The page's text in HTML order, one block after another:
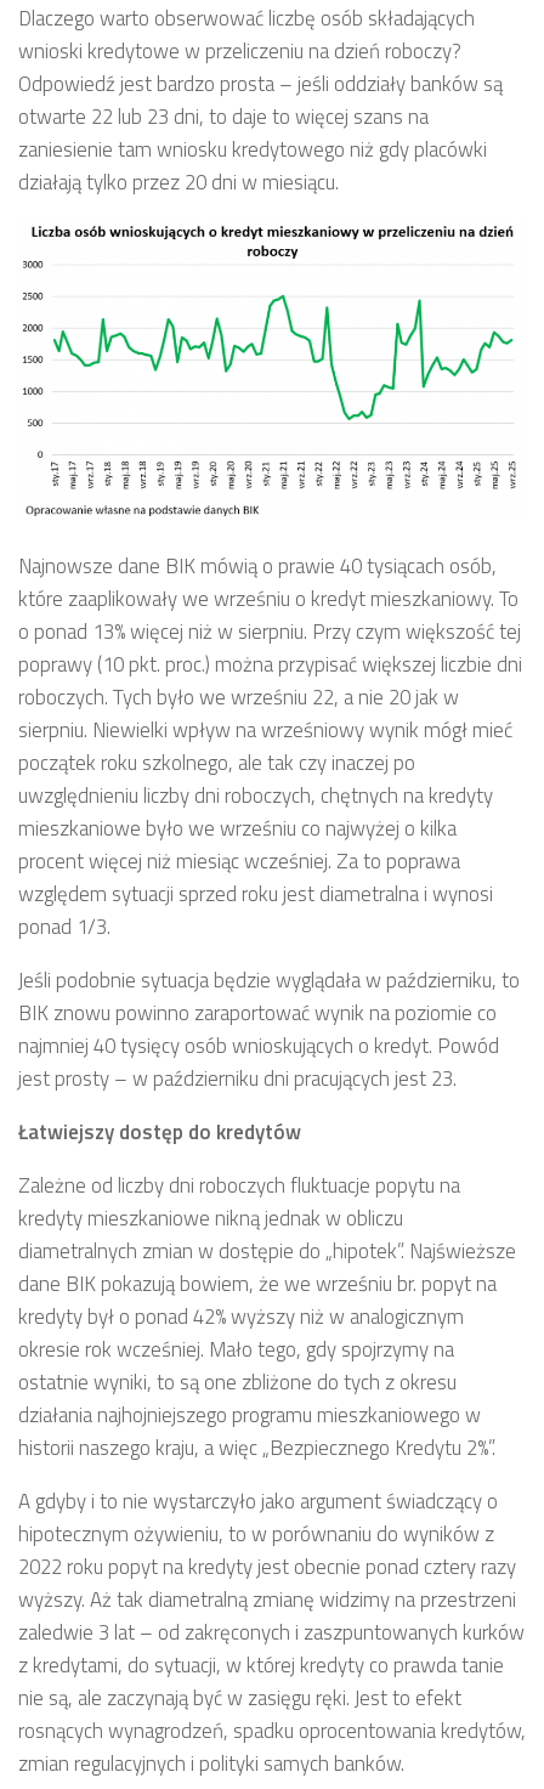
Dlaczego warto obserwować liczbę osób składających
wnioski kredytowe w przeliczeniu na dzień roboczy?
Odpowiedź jest bardzo prosta – jeśli oddziały banków są
otwarte 22 lub 23 dni, to daje to więcej szans na
zaniesienie tam wniosku kredytowego niż gdy placówki
działają tylko przez 20 dni w miesiącu.
Najnowsze dane BIK mówią o prawie 40 tysiącach osób,
które zaaplikowały we wrześniu o kredyt mieszkaniowy. To
o ponad 13% więcej niż w sierpniu. Przy czym większość tej
poprawy (10 pkt. proc.) można przypisać większej liczbie dni
roboczych. Tych było we wrześniu 22, a nie 20 jak w
sierpniu. Niewielki wpływ na wrześniowy wynik mógł mieć
początek roku szkolnego, ale tak czy inaczej po
uwzględnieniu liczby dni roboczych, chętnych na kredyty
mieszkaniowe było we wrześniu co najwyżej o kilka
procent więcej niż miesiąc wcześniej. Za to poprawa
względem sytuacji sprzed roku jest diametralna i wynosi
ponad 1/3.
Jeśli podobnie sytuacja będzie wyglądała w październiku, to
BIK znowu powinno zaraportować wynik na poziomie co
najmniej 40 tysięcy osób wnioskujących o kredyt. Powód
jest prosty – w październiku dni pracujących jest 23.
Łatwiejszy dostęp do kredytów
Zależne od liczby dni roboczych fluktuacje popytu na
kredyty mieszkaniowe nikną jednak w obliczu
diametralnych zmian w dostępie do „hipotek”. Najświeższe
dane BIK pokazują bowiem, że we wrześniu br. popyt na
kredyty był o ponad 42% wyższy niż w analogicznym
okresie rok wcześniej. Mało tego, gdy spojrzymy na
ostatnie wyniki, to są one zbliżone do tych z okresu
działania najhojniejszego programu mieszkaniowego w
historii naszego kraju, a więc „Bezpiecznego Kredytu 2%”.
A gdyby i to nie wystarczyło jako argument świadczący o
hipotecznym ożywieniu, to w porównaniu do wyników z
2022 roku popyt na kredyty jest obecnie ponad cztery razy
wyższy. Aż tak diametralną zmianę widzimy na przestrzeni
zaledwie 3 lat – od zakręconych i zaszpuntowanych kurków
z kredytami, do sytuacji, w której kredyty co prawda tanie
nie są, ale zaczynają być w zasięgu ręki. Jest to efekt
rosnących wynagrodzeń, spadku oprocentowania kredytów,
zmian regulacyjnych i polityki samych banków.